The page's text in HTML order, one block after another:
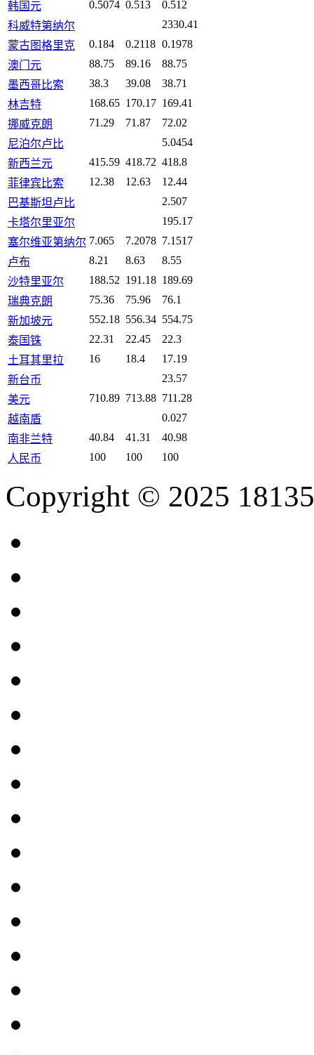
韩国元 0.5074 0.513
0.512
科威特第纳尔
2330.41
蒙古图格里克
0.184 0.2118 0.1978
澳门元
88.75 89.16
88.75
墨西哥比索
38.3 39.08
38.71
林吉特
168.65 170.17 169.41
挪威克朗
71.29 71.87
72.02
尼泊尔卢比
5.0454
新西兰元
415.59 418.72 418.8
菲律宾比索
12.38 12.63
12.44
巴基斯坦卢比
2.507
卡塔尔里亚尔
195.17
塞尔维亚第纳尔 7.065 7.2078 7.1517
卢布
8.21 8.63
8.55
沙特里亚尔
188.52 191.18 189.69
瑞典克朗
75.36 75.96
76.1
新加坡元
552.18 556.34 554.75
泰国铢
22.31 22.45
22.3
土耳其里拉
16 18.4
17.19
新台币
23.57
美元
710.89 713.88 711.28
越南盾
0.027
南非兰特
40.84 41.31
40.98
人民币
100 100 100
Copyright © 2025